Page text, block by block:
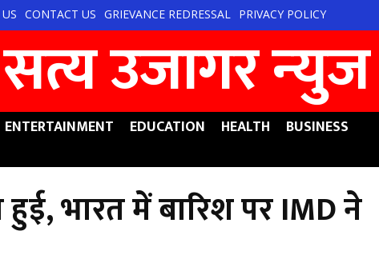
CONTACT US GRIEVANCE REDRESSAL PRIVACY POLICY
सत्य उजागर न्‍युज
ENTERTAINMENT EDUCATION HEALTH
BUSINESS
भारत में बारिश पर IMD ने